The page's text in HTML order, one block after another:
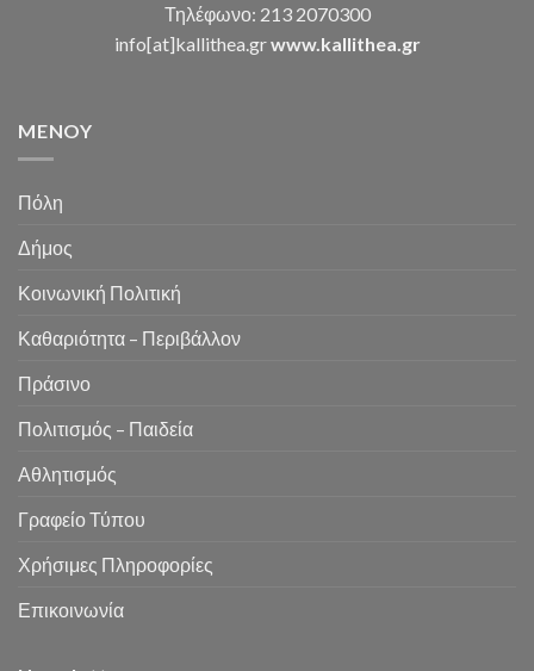
Τηλέφωνο: 213 2070300
info[at]kallithea.grwww.kallithea.gr
MENOY
Πόλη
Δήμος
Κοινωνική Πολιτική
Καθαριότητα – Περιβάλλον
Πράσινο
Πολιτισμός – Παιδεία
Αθλητισμός
Γραφείο Τύπου
Χρήσιμες Πληροφορίες
Επικοινωνία